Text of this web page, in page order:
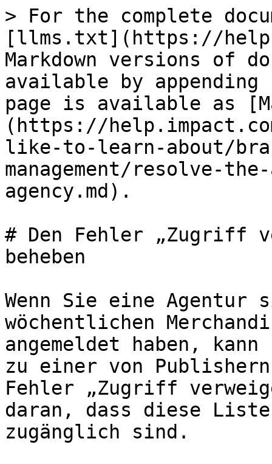
> For the complete
[llms.txt](https://
Markdown versions of
available by
page is available as
(https://
like-to-learn-about/
management/resolve-
agency.md).
# Den Fehler „Zugriff
beheben
Wenn Sie eine
wöchentlichen
angemeldet haben,
zu einer von
Fehler „Zugriff
daran, dass diese
zugänglich sind.